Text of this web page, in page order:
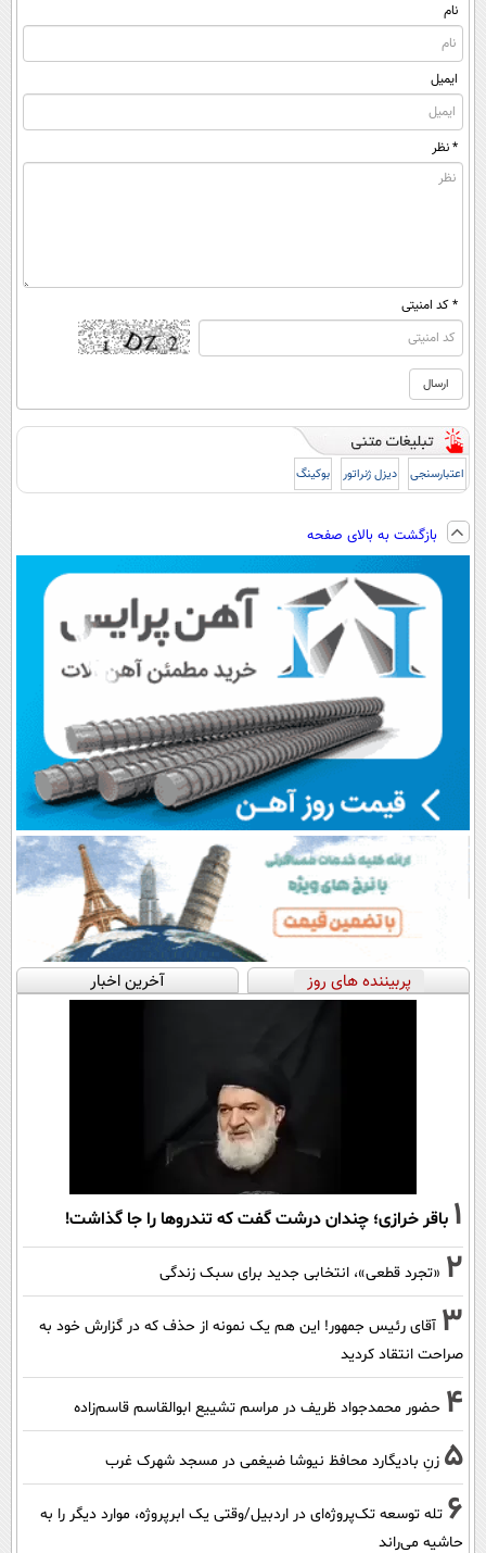
نام
ایمیل
* نظر
* کد امنیتی
اعتبارسنجی دیزل ژنراتور بوکینگ
بازگشت به بالای صفحه
پربیننده های روز آخرین اخبار
1 باقر خرازی؛ چندان درشت گفت که تندروها را جا گذاشت!
2 «تجرد قطعی»، انتخابی جدید برای سبک زندگی
3 آقای رئیس جمهور! این هم یک نمونه از حذف که در گزارش خود به
صراحت انتقاد کردید
4 حضور محمدجواد ظریف در مراسم تشییع ابوالقاسم قاسم‌زاده
5 زنِ بادیگارد محافظ نیوشا ضیغمی در مسجد شهرک غرب
6 تله توسعه تک‌پروژه‌ای در اردبیل/وقتی یک ابرپروژه، موارد دیگر را به
حاشیه می‌راند